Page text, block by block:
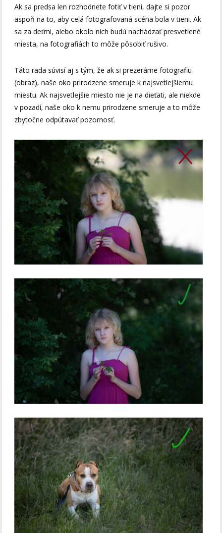
Ak sa predsa len rozhodnete fotiť v tieni, dajte si pozor
aspoň na to, aby celá fotografovaná scéna bola v tieni. Ak
sa za deťmi, alebo okolo nich budú nachádzať presvetlené
miesta, na fotografiách to môže pôsobiť rušivo.
Táto rada súvisí aj s tým, že ak si prezeráme fotografiu
(obraz), naše oko prirodzene smeruje k najsvetlejšiemu
miestu. Ak najsvetlejšie miesto nie je na dieťati, ale niekde
v pozadí, naše oko k nemu prirodzene smeruje a to môže
zbytočne odpútavať pozornosť.